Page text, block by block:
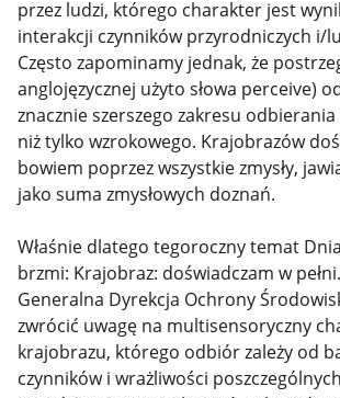
przez ludzi, którego charakter jest
interakcji czynników przyrodniczych i/
Często zapominamy jednak, że
anglojęzycznej użyto słowa perceive)
znacznie szerszego zakresu
niż tylko wzrokowego. Krajobrazów
bowiem poprzez wszystkie zmysły,
jako suma zmysłowych doznań.
Właśnie dlatego tegoroczny temat
brzmi: Krajobraz: doświadczam w
Generalna Dyrekcja Ochrony
zwrócić uwagę na multisensoryczny
krajobrazu, którego odbiór zależy od
czynników i wrażliwości